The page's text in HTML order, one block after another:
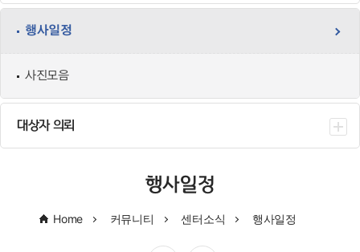
행사일정
사진모음
대상자 의뢰
행사일정
Home 커뮤니티 센터소식 행사일정